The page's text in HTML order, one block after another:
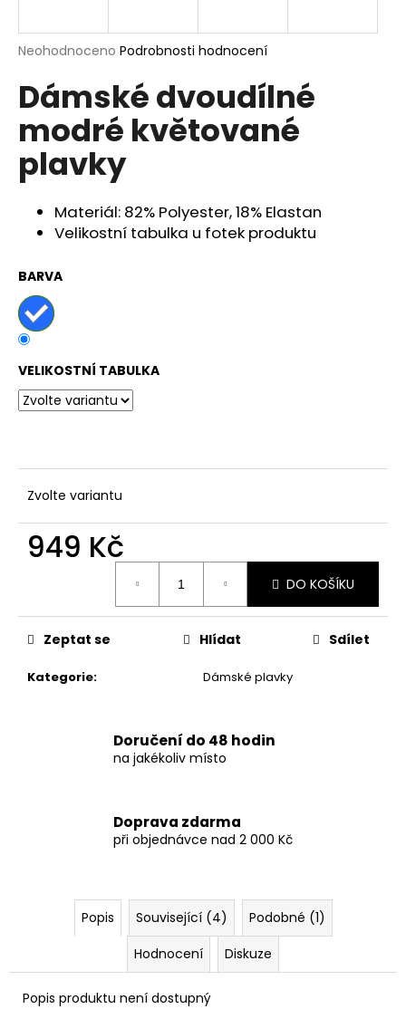
Průměrné
produktu
je
5
hvězdiček.
Neohodnoceno Podrobnosti hodnocení
Dámské dvoudílné
modré květované
plavky
Materiál: 82% Polyester, 18% Elastan
Velikostní tabulka u fotek produktu
BARVA
VELIKOSTNÍ TABULKA
Zvolte variantu
949 Kč
DO KOŠÍKU
Kategorie: Dámské plavky
Zeptat se Hlídat Sdílet
Doručení do 48 hodin
na jakékoliv místo
Doprava zdarma
při objednávce nad 2 000 Kč
Popis Související (4)
Podobné (1)
Hodnocení
Diskuze
Popis produktu není dostupný
j
t
?
HLEDAT
D
o
p
o
r
u
č
e
m
e
DÁMSKÉ
OMBRÉ
BAREVNÝM
PŘECHODEM
SUNSET